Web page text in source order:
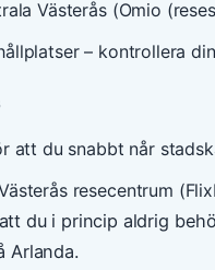
Västerås (Omio
– kontrollera
att du snabbt når
resecentrum
du i princip aldrig
Arlanda.